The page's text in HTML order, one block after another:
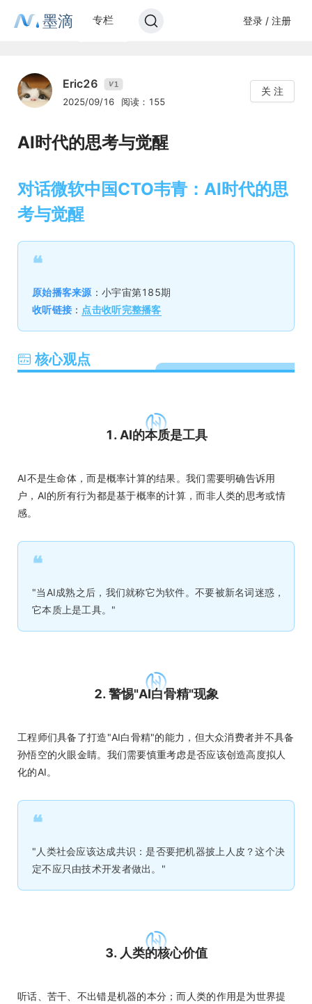
墨滴 专栏 登录 / 注册
Eric26 V1
2025/09/16 阅读：155
关 注
AI时代的思考与觉醒
对话微软中国CTO韦青：AI时代的思
考与觉醒
❝
原始播客来源 ：小宇宙第185期
收听链接 ： 点击收听完整播客
核心观点
1. AI的本质是工具
AI不是生命体，而是概率计算的结果。我们需要明确告诉用
户，AI的所有行为都是基于概率的计算，而非人类的思考或情
感。
❝
"当AI成熟之后，我们就称它为软件。不要被新名词迷惑，
它本质上是工具。"
2. 警惕"AI白骨精"现象
工程师们具备了打造"AI白骨精"的能力，但大众消费者并不具备
孙悟空的火眼金睛。我们需要慎重考虑是否应该创造高度拟人
化的AI。
❝
"人类社会应该达成共识：是否要把机器披上人皮？这个决
定不应只由技术开发者做出。"
3. 人类的核心价值
听话、苦干、不出错是机器的本分；而人类的作用是为世界提